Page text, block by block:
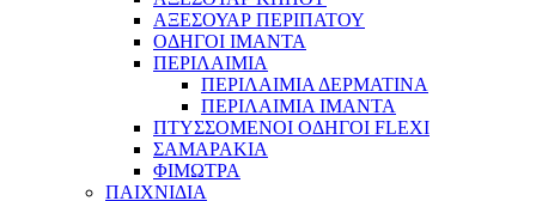
ΑΞΕΣΟΥΑΡ ΠΕΡΙΠΑΤΟΥ
ΟΔΗΓΟΙ ΙΜΑΝΤΑ
ΠΕΡΙΛΑΙΜΙΑ
ΠΕΡΙΛΑΙΜΙΑ ΔΕΡΜΑΤΙΝΑ
ΠΕΡΙΛΑΙΜΙΑ ΙΜΑΝΤΑ
ΠΤΥΣΣΟΜΕΝΟΙ ΟΔΗΓΟΙ FLEXI
ΣΑΜΑΡΑΚΙΑ
ΦΙΜΩΤΡΑ
ΠΑΙΧΝΙΔΙΑ